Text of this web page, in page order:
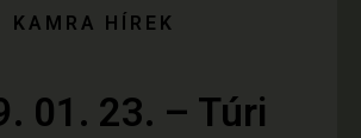
KAMRA HÍREK
01. 23. – Túri